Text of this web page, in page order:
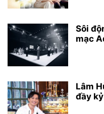
Sôi
mạc
Lâm
đầy